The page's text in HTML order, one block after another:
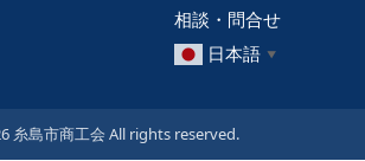
相談・問合せ
日本語 ▼
糸島市商工会 All rights reserved.